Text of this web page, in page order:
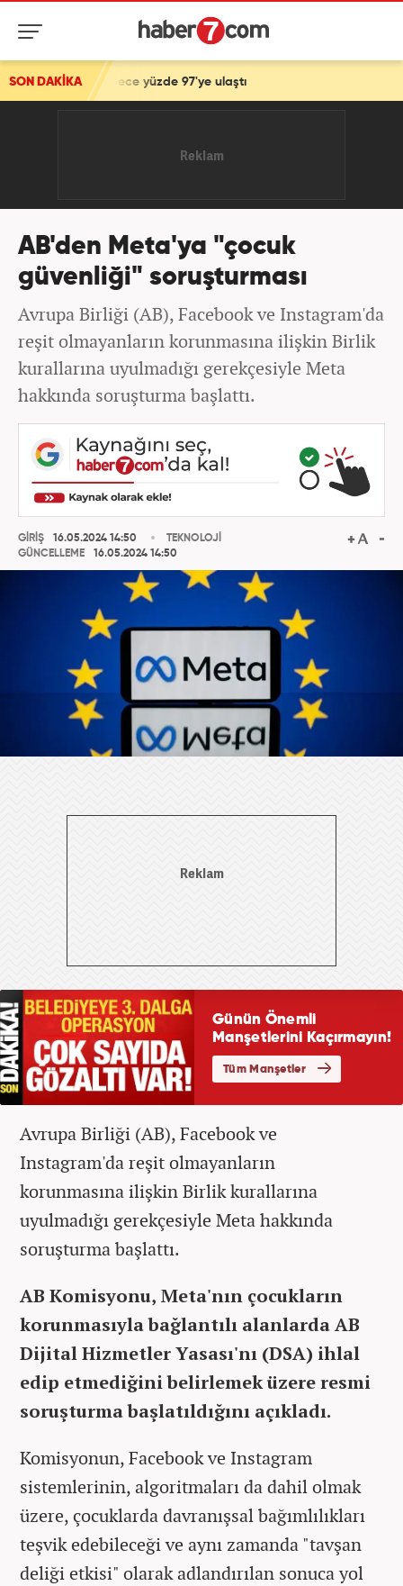
SON DAKİKA
yüzde 97'ye ulaştı
AB'den Meta'ya "çocuk
güvenliği" soruşturması
Avrupa Birliği (AB), Facebook ve Instagram'da
reşit olmayanların korunmasına ilişkin Birlik
kurallarına uyulmadığı gerekçesiyle Meta
hakkında soruşturma başlattı.
GİRİŞ
16.05.2024 14:50
GÜNCELLEME
16.05.2024 14:50
TEKNOLOJİ
Avrupa Birliği (AB), Facebook ve
Instagram'da reşit olmayanların
korunmasına ilişkin Birlik kurallarına
uyulmadığı gerekçesiyle Meta hakkında
soruşturma başlattı.
AB Komisyonu, Meta'nın çocukların
korunmasıyla bağlantılı alanlarda AB
Dijital Hizmetler Yasası'nı (DSA) ihlal
edip etmediğini belirlemek üzere resmi
soruşturma başlatıldığını açıkladı.
Komisyonun, Facebook ve Instagram
sistemlerinin, algoritmaları da dahil olmak
üzere, çocuklarda davranışsal bağımlılıkları
teşvik edebileceği ve aynı zamanda "tavşan
deliği etkisi" olarak adlandırılan sonuca yol